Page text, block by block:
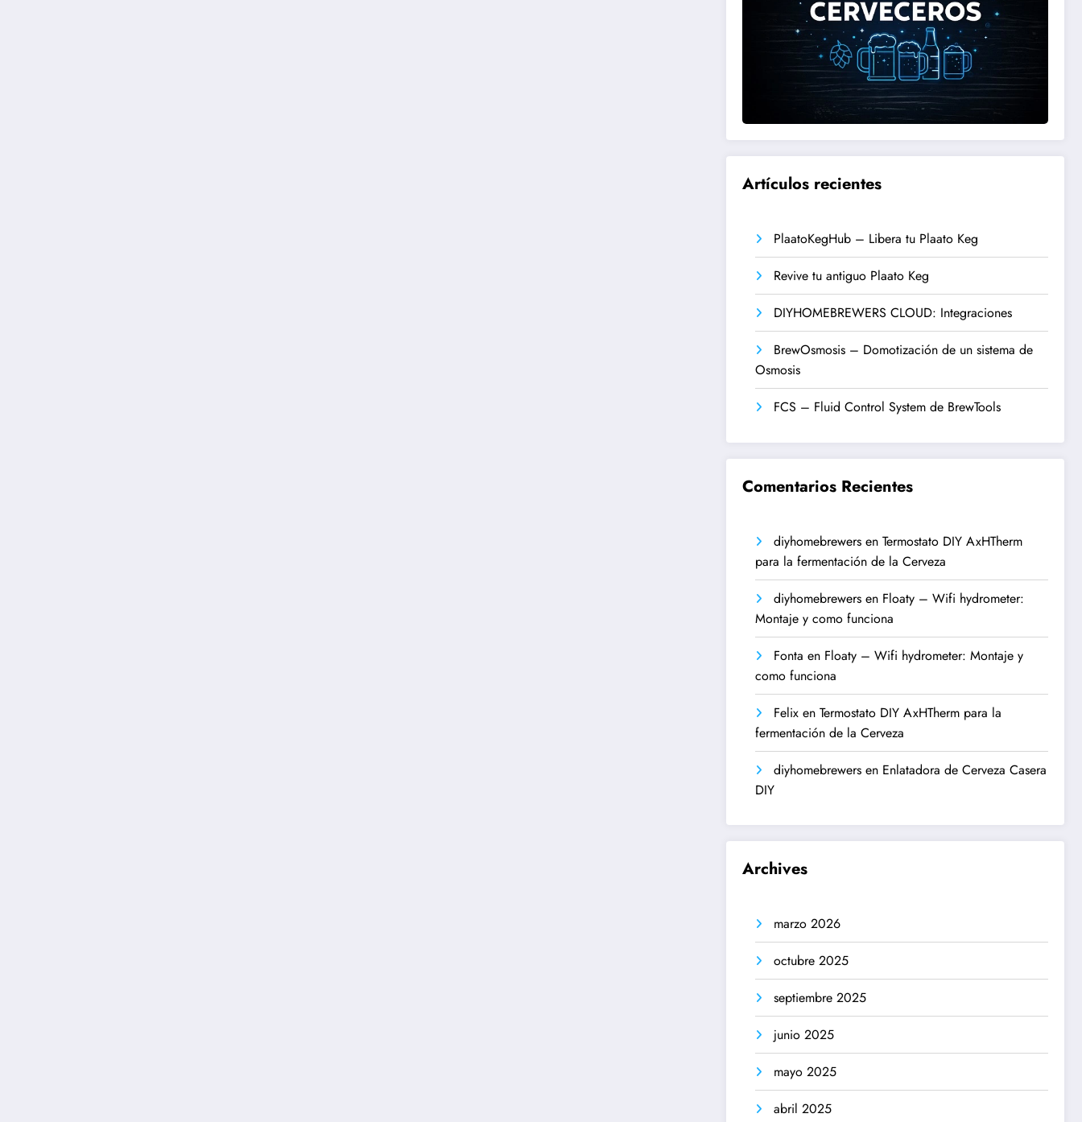
Artículos recientes
PlaatoKegHub – Libera tu Plaato Keg
Revive tu antiguo Plaato Keg
DIYHOMEBREWERS CLOUD: Integraciones
BrewOsmosis – Domotización de un sistema de
Osmosis
FCS – Fluid Control System de BrewTools
Comentarios Recientes
diyhomebrewers enTermostato DIY AxHTherm
para la fermentación de la Cerveza
diyhomebrewers en Floaty – Wifi hydrometer:
Montaje y como funciona
Fonta en Floaty – Wifi hydrometer: Montaje y
como funciona
Felix enTermostato DIY AxHTherm para la
fermentación de la Cerveza
diyhomebrewers en Enlatadora de Cerveza Casera
DIY
Archives
marzo 2026
octubre 2025
septiembre 2025
junio 2025
mayo 2025
abril 2025